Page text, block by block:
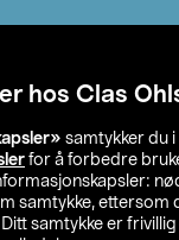
hos Clas
samtykker du
for å forbedre
samtykke,
Ditt samtykke er